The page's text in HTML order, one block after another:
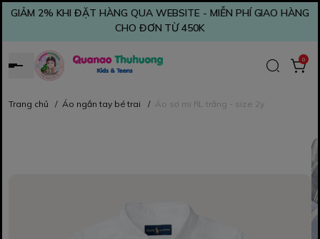
GIẢM 2% KHI ĐẶT HÀNG QUA WEBSITE - MIỄN PHÍ GIAO HÀNG
CHO ĐƠN TỪ 450K
0
Trang chủ / Áo ngắn tay bé trai / Áo sơ mi RL trắng - size 2y